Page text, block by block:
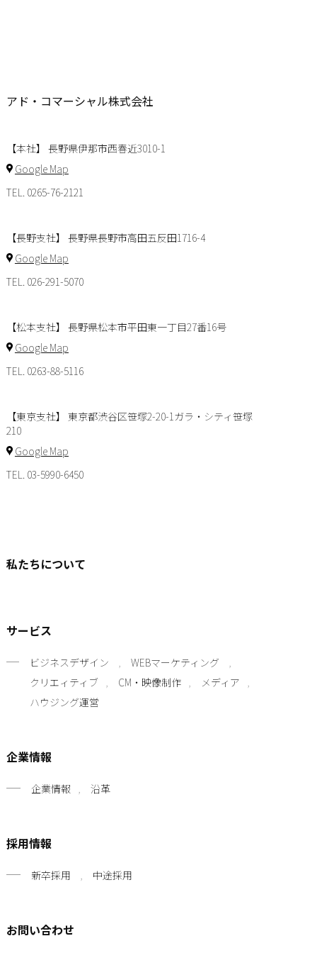
アド・コマーシャル株式会社
【本社】 長野県伊那市西春近3010-1
Google Map
TEL. 0265-76-2121
【長野支社】 長野県長野市高田五反田1716-4
Google Map
TEL. 026-291-5070
【松本支社】 長野県松本市平田東一丁目27番16号
Google Map
TEL. 0263-88-5116
【東京支社】 東京都渋谷区笹塚2-20-1ガラ・シティ笹塚
210
Google Map
TEL. 03-5990-6450
私たちについて
サービス
ビジネスデザイン
WEBマーケティング
クリエィティブ
CM・映像制作
メディア
ハウジング運営
企業情報
企業情報 沿革
採用情報
新卒採用 中途採用
お問い合わせ